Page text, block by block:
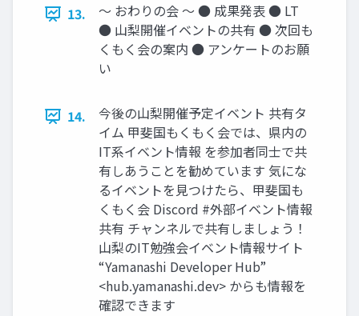
13.
〜 おわりの会 〜 ● 成果発表 ● LT
● 山梨開催イベントの共有 ● 次回も
くもく会の案内 ● アンケートのお願
い
14.
今後の山梨開催予定イベント 共有タ
イム 甲斐国もくもく会では、県内の
IT系イベント情報 を参加者同士で共
有しあうことを勧めています 気にな
るイベントを見つけたら、甲斐国も
くもく会 Discord #外部イベント情報
共有 チャンネルで共有しましょう！
山梨のIT勉強会イベント情報サイト
“Yamanashi Developer Hub”
<hub.yamanashi.dev> からも情報を
確認できます